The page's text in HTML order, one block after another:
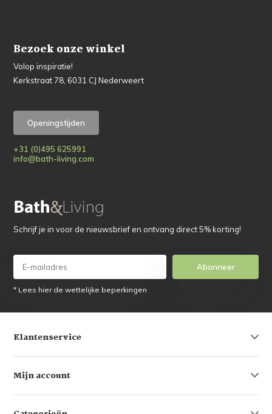
Bezoek onze winkel
Volop inspiratie!
Kerkstraat 78, 6031 CJ Nederweert
Openingstijden
+31 (0)495 625991
info@bath-living.com
Schrijf je in voor de nieuwsbrief en ontvang direct 5% korting!
Abonneer
* Lees hier de wettelijke beperkingen
Klantenservice
Mijn account